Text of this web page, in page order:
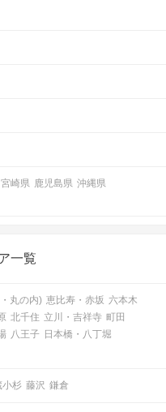
宮崎県 鹿児島県 沖縄県
一覧
丸の内) 恵比寿・赤坂 六本木
北千住 立川・吉祥寺 町田
八王子 日本橋・八丁堀
小杉 藤沢 鎌倉